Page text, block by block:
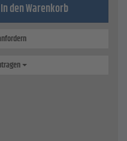
In den Warenkorb